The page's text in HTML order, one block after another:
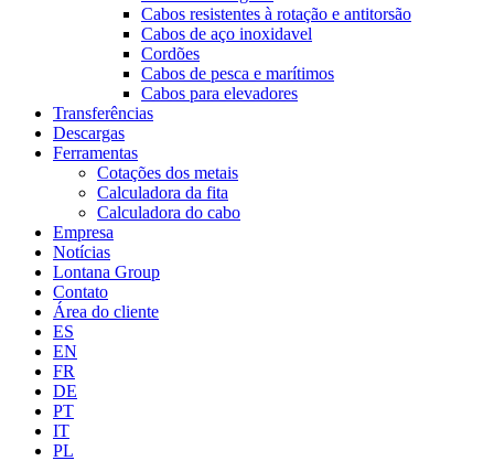
Cabos resistentes à rotação e antitorsão
Cabos de aço inoxidavel
Cordões
Cabos de pesca e marítimos
Cabos para elevadores
Transferências
Descargas
Ferramentas
Cotações dos metais
Calculadora da fita
Calculadora do cabo
Empresa
Notícias
Lontana Group
Contato
Área do cliente
ES
EN
FR
DE
PT
IT
PL